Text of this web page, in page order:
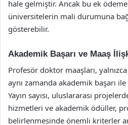
hale gelmiştir. Ancak bu ek
üniversitelerin mali durumuna
gösterebilir.
Akademik Başarı ve Maaş
Profesör doktor maaşları,
aynı zamanda akademik başarı
Yayın sayısı, uluslararası
hizmetleri ve akademik ödüller,
belirlenmesinde önemli kriterler